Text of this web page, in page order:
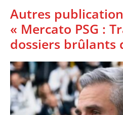
Autres
« Mercato PSG :
dossiers brûlants